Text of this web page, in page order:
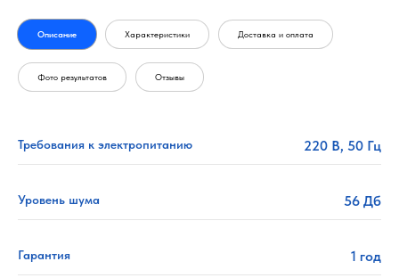
Описание Характеристики Доставка и оплата
Фото результатов Отзывы
Требования к электропитанию 220 В, 50 Гц
Уровень шума 56 Дб
Гарантия 1 год